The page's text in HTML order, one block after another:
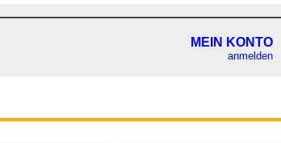
MEIN KONTO
anmelden